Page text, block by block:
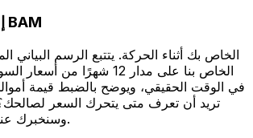
مخطط HKD إلى BAM
في الوقت الحقيقي، ويوضح بالضبط قيمة
تريد أن تعرف متى يتحرك السعر
وسنخبرك عندما يصل إلى هدفك.